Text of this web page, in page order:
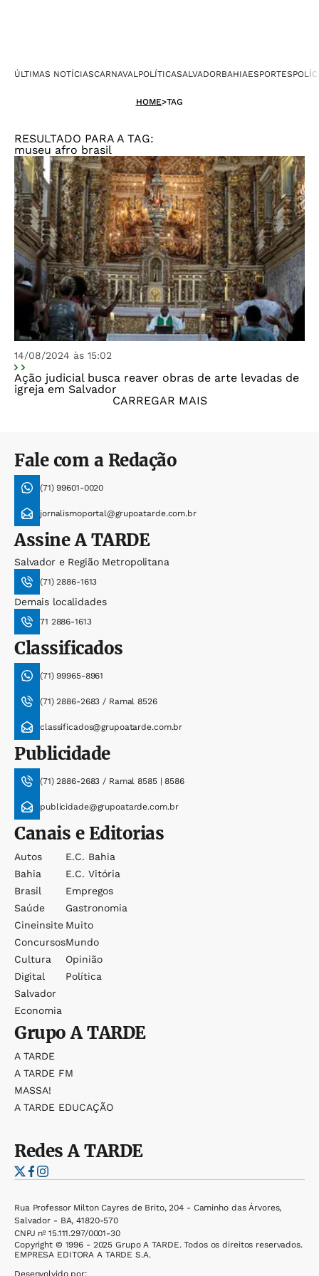
ÚLTIMAS NOTÍCIASCARNAVALPOLÍTICASALVADORBAHIAESPORTES
HOME>TAG
RESULTADO PARA A TAG:
museu afro brasil
14/08/2024 às 15:02
Ação judicial busca reaver obras de arte levadas de
igreja em Salvador
CARREGAR MAIS
Fale com a Redação
(71) 99601-0020
jornalismoportal@grupoatarde.com.br
AssineA TARDE
Salvador e Região Metropolitana
(71) 2886-1613
Demais localidades
71 2886-1613
Classificados
(71) 99965-8961
(71) 2886-2683 / Ramal 8526
classificados@grupoatarde.com.br
Publicidade
(71) 2886-2683 / Ramal 8585 | 8586
publicidade@grupoatarde.com.br
Canais e Editorias
Autos
Bahia
Brasil
Saúde
Cineinsite
Concursos
Cultura
Digital
Salvador
Economia
E.c. Bahia
E.c. Vitória
Empregos
Gastronomia
Muito
Mundo
Opinião
Política
GrupoA TARDE
A TARDE
A TARDE FM
MASSA!
A TARDE EDUCAÇÃO
RedesA TARDE
Rua Professor Milton Cayres de Brito, 204 - Caminho das Árvores,
Salvador - BA, 41820-570
CNPJ nº 15.111.297/0001-30
Copyright © 1996 - 2025 Grupo A TARDE. Todos os direitos reservados.
EMPRESA EDITORA A TARDE S.A.
Desenvolvido por: